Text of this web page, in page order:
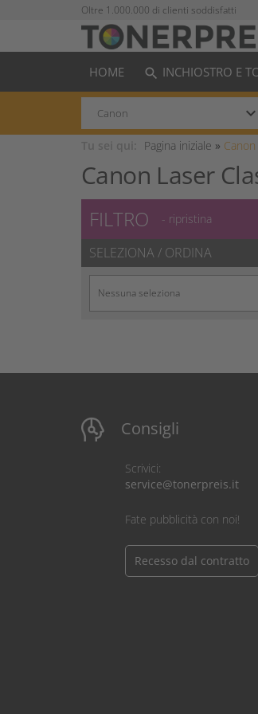
Oltre 1.000.000 di clienti soddisfatti
HOME search INCHIOSTRO E
keyboard_arrow_down
Pagina iniziale »
Canon Laser
FILTRO - ripristina
SELEZIONA / ORDINA
Consigli
Scrivici:
service@tonerpreis.it
Fate pubblicità con noi!
Recesso dal contratto